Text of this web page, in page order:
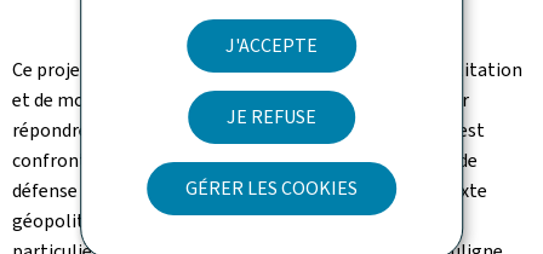
J'ACCEPTE
JE REFUSE
GÉRER LES COOKIES
Ce projet s'inscrit dans un vaste programme de réhabilitation
et de modernisation des infrastructures militaires pour
répondre aux défis auxquels l'armée luxembourgeoise est
confrontée dans le cadre de l'exécution des politiques de
défense nationale et internationale. En effet, le contexte
géopolitique actuellement profondément bouleversé,